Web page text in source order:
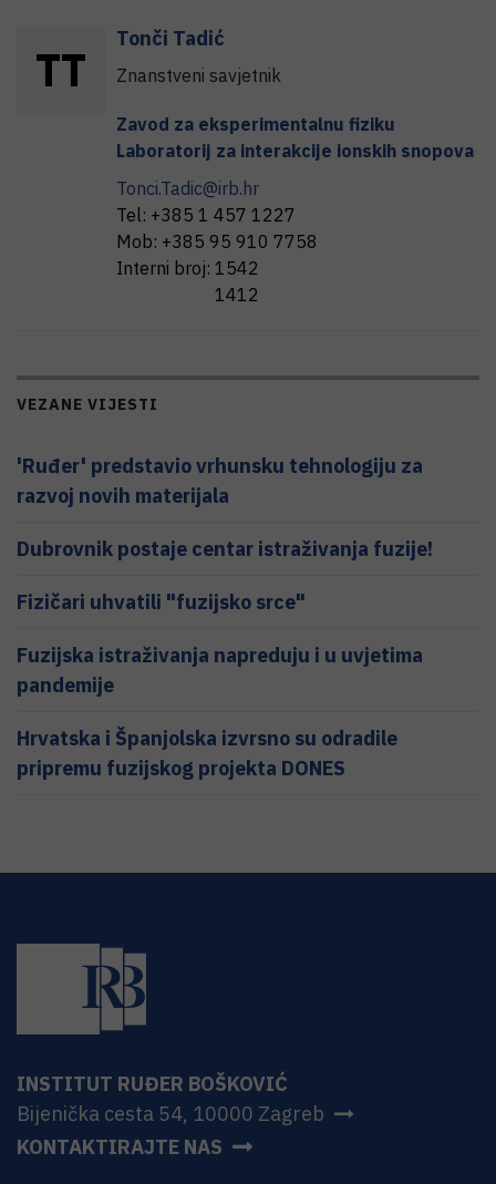
TT
Tonči Tadić
Znanstveni savjetnik
Zavod za eksperimentalnu fiziku
Laboratorij za interakcije ionskih snopova
Tonci.Tadic@irb.hr
Tel: +385 1 457 1227
Mob: +385 95 910 7758
Interni broj: 1542
1412
VEZANE VIJESTI
'Ruđer' predstavio vrhunsku tehnologiju za
razvoj novih materijala
Dubrovnik postaje centar istraživanja fuzije!
Fizičari uhvatili "fuzijsko srce"
Fuzijska istraživanja napreduju i u uvjetima
pandemije
Hrvatska i Španjolska izvrsno su odradile
pripremu fuzijskog projekta DONES
INSTITUT RUĐER BOŠKOVIĆ
Bijenička cesta 54, 10000 Zagreb
KONTAKTIRAJTE NAS